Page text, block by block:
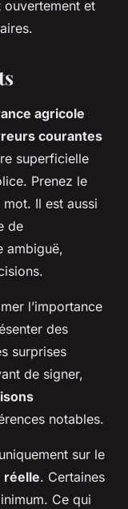
et
agricole
courantes
superficielle
Prenez le
Il est aussi
de
ambiguë,
l’importance
des
surprises
de signer,
notables.
sur le
. Certaines
Ce qui